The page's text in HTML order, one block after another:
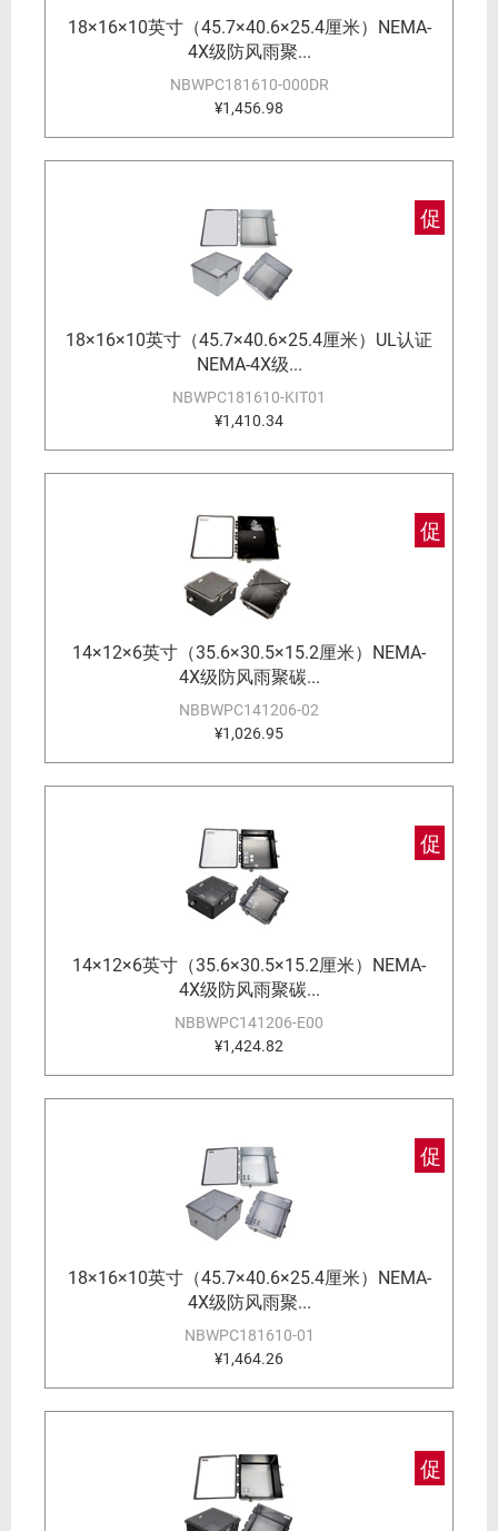
18×16×10英寸（45.7×40.6×25.4厘米）NEMA-
4X级防风雨聚...
NBWPC181610-000DR
¥1,456.98
促
18×16×10英寸（45.7×40.6×25.4厘米）UL认证
NEMA-4X级...
NBWPC181610-KIT01
¥1,410.34
促
14×12×6英寸（35.6×30.5×15.2厘米）NEMA-
4X级防风雨聚碳...
NBBWPC141206-02
¥1,026.95
促
14×12×6英寸（35.6×30.5×15.2厘米）NEMA-
4X级防风雨聚碳...
NBBWPC141206-E00
¥1,424.82
促
18×16×10英寸（45.7×40.6×25.4厘米）NEMA-
4X级防风雨聚...
NBWPC181610-01
¥1,464.26
促